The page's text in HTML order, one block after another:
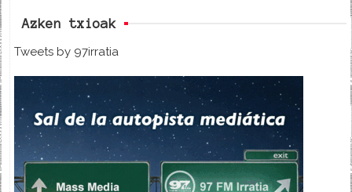
Azken txioak
Tweets by 97irratia